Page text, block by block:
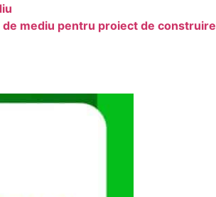
de mediu pentru proiect de construire